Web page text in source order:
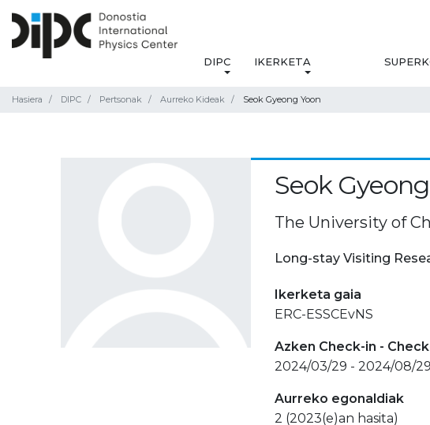
DIPC IKERKETA
Hasiera DIPC Pertsonak Aurreko Kideak Seok Gyeong Yoon
Seok
The University of
Long-stay Visiting
Ikerketa gaia
ERC-ESSCEvNS
Azken Check-in -
2024/03/29 - 2024/08/29
Aurreko egonaldiak
2 (2023(e)an hasita)